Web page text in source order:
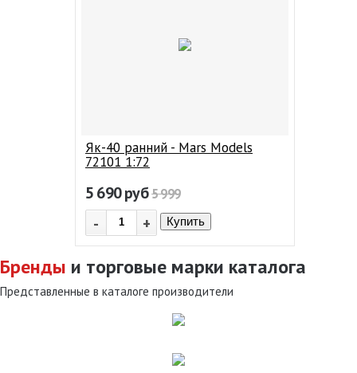
Як-40 ранний - Mars Models
72101 1:72
5 690руб5 999
- + Купить
Бренды и торговые марки каталога
Представленные в каталоге производители